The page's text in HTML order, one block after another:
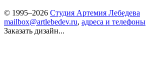
© 1995–2026 Студия Артемия Лебедева
mailbox@artlebedev.ru, адреса и телефоны
Заказать дизайн...